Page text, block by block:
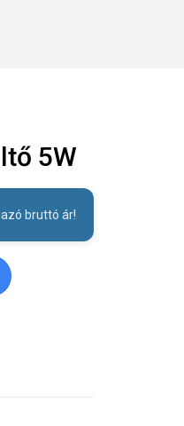
5W
bruttó ár!